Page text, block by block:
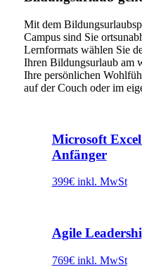
Mit dem
Campus sind Sie
Lernformats wählen Sie
Ihren Bildungsurlaub am
Ihre persönlichen
auf der Couch oder im
Microsoft
Anfänger
399€ inkl. MwSt
Agile
769€ inkl. MwSt